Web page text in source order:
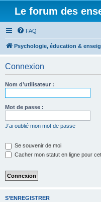
Le forum des
FAQ
Psychologie, éducation &
Connexion
Nom d’utilisateur :
Mot de passe :
J’ai oublié mon mot de passe
Se souvenir de moi
Cacher mon statut en ligne pour
S’ENREGISTRER